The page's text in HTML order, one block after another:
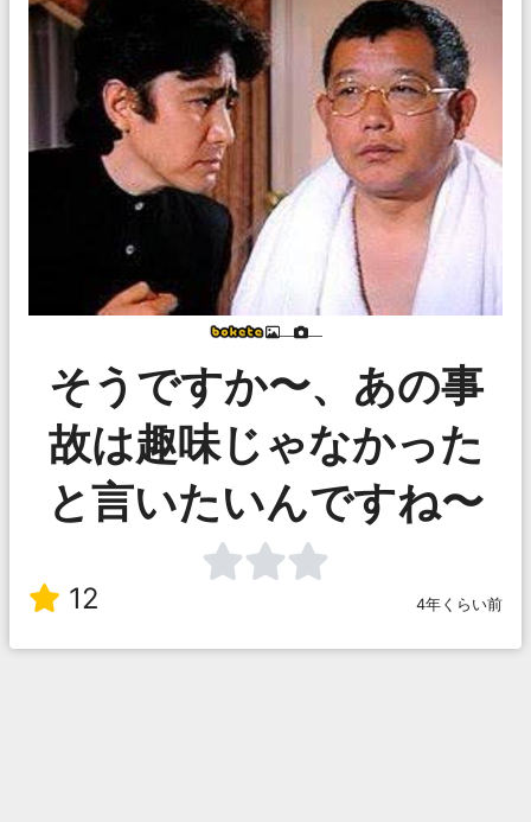
そうですか〜、あの事
故は趣味じゃなかった
と言いたいんですね〜
12 4年くらい前